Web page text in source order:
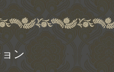
ン